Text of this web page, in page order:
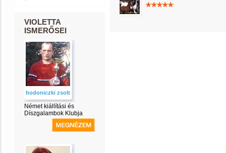
VIOLETTA
ISMERŐSEI
hodoniczki zsolt
Német kiállítási és
Díszgalambok Klubja